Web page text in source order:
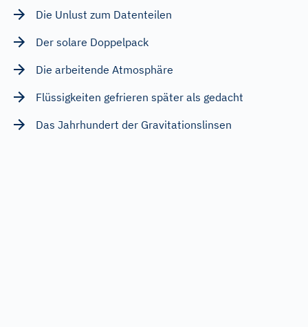
Die Unlust zum Datenteilen
Der solare Doppelpack
Die arbeitende Atmosphäre
Flüssigkeiten gefrieren später als gedacht
Das Jahrhundert der Gravitationslinsen